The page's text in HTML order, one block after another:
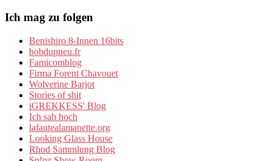
Ich mag zu folgen
Benishiro 8-Innen 16bits
bobdupneu.fr
Famicomblog
Firma Forent Chavouet
Wolverine Barjot
Stories of shit
iGREKKESS' Blog
Ich sah hoch
lafautealamanette.org
Looking Glass House
Rhod Sammlung Blog